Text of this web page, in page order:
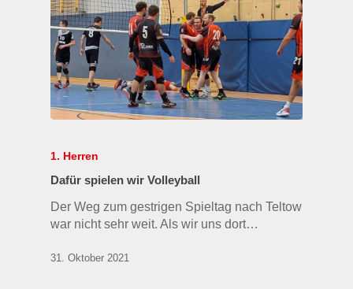
1. Herren
Dafür spielen wir Volleyball
Der Weg zum gestrigen Spieltag nach Teltow
war nicht sehr weit. Als wir uns dort…
31. Oktober 2021